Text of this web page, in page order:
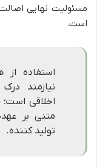
مسئولیت نهایی
است.
استفاده
نیازمند
اخلاقی
متنی بر
تولید کننده.